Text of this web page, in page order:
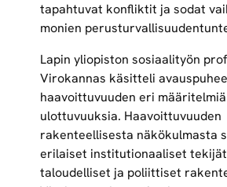
tapahtuvat konfliktit ja sodat
monien
Lapin yliopiston sosiaalityön
Virokannas käsitteli
haavoittuvuuden eri
ulottuvuuksia. Haavoittuvuuden
rakenteellisesta näkökulmasta
erilaiset institutionaaliset
taloudelliset ja poliittiset